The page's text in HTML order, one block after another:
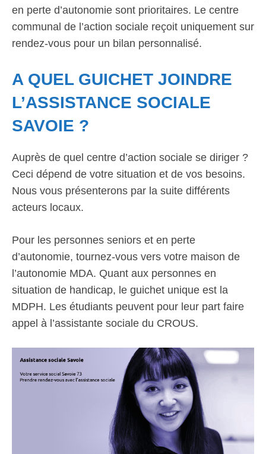
en perte d’autonomie sont prioritaires. Le centre
communal de l’action sociale reçoit uniquement sur
rendez-vous pour un bilan personnalisé.
A QUEL GUICHET JOINDRE
L’ASSISTANCE SOCIALE
SAVOIE ?
Auprès de quel centre d’action sociale se diriger ?
Ceci dépend de votre situation et de vos besoins.
Nous vous présenterons par la suite différents
acteurs locaux.
Pour les personnes seniors et en perte
d’autonomie, tournez-vous vers votre maison de
l’autonomie MDA. Quant aux personnes en
situation de handicap, le guichet unique est la
MDPH. Les étudiants peuvent pour leur part faire
appel à l’assistante sociale du CROUS.